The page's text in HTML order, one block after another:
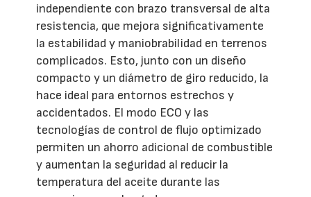
independiente con brazo transversal de alta
resistencia, que mejora significativamente
la estabilidad y maniobrabilidad en terrenos
complicados. Esto, junto con un diseño
compacto y un diámetro de giro reducido, la
hace ideal para entornos estrechos y
accidentados. El modo ECO y las
tecnologías de control de flujo optimizado
permiten un ahorro adicional de combustible
y aumentan la seguridad al reducir la
temperatura del aceite durante las